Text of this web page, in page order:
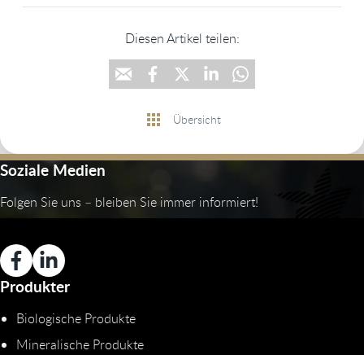
Diesen Artikel teilen:
Übersicht
Soziale Medien
Folgen Sie uns – bleiben Sie immer informiert!
Produkter
Biologische Produkte
Mineralische Produkte